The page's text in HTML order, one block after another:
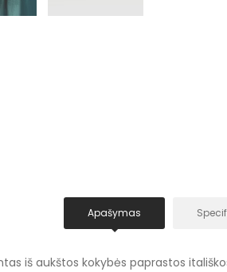
Apašymas
iš aukštos kokybės paprastos